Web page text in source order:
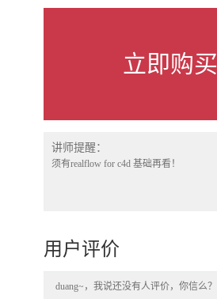
立即购买
讲师提醒：
须有realflow for c4d 基础再看！
用户评价
duang~，我说还没有人评价，你信么？